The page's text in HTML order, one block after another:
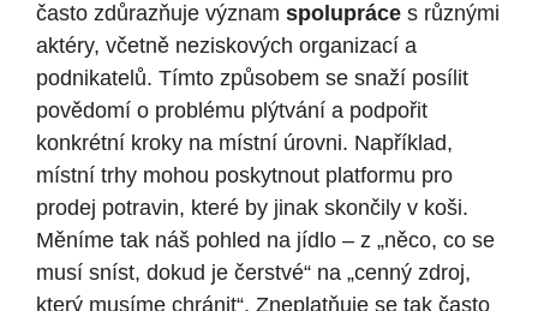
často zdůrazňuje význam spolupráce s různými
aktéry, včetně neziskových organizací​ a
podnikatelů. Tímto způsobem se snaží posílit
povědomí o problému ‌plýtvání ‍a podpořit ​
konkrétní kroky ⁣na místní úrovni.⁣ Například,
místní⁤ trhy ⁣mohou poskytnout platformu pro
prodej​ potravin, které by⁢ jinak skončily v‍ koši.
‍Měníme tak ‌náš pohled na jídlo – z „něco, co ⁢se
musí⁤ sníst, dokud je čerstvé“ na „cenný zdroj,
který musíme chránit“.⁣ Zneplatňuje se tak často⁣